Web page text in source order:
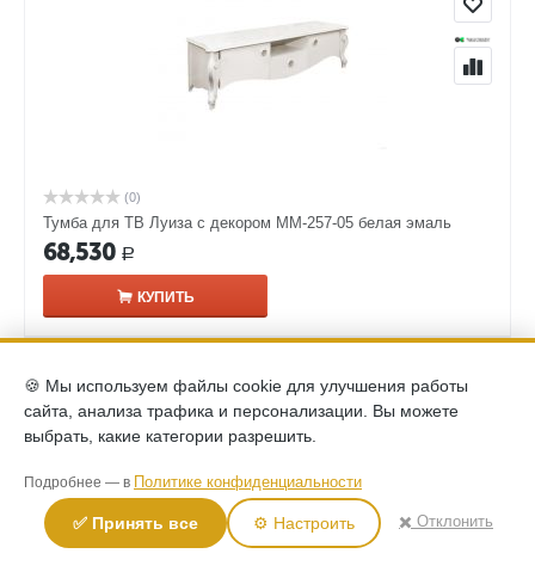
(0)
Тумба для ТВ Луиза с декором ММ-257-05 белая эмаль
68,530 Р
КУПИТЬ
🍪 Мы используем файлы cookie для улучшения работы
сайта, анализа трафика и персонализации. Вы можете
выбрать, какие категории разрешить.
Подробнее — в Политике конфиденциальности
✅ Принять все ⚙️ Настроить ✖️ Отклонить